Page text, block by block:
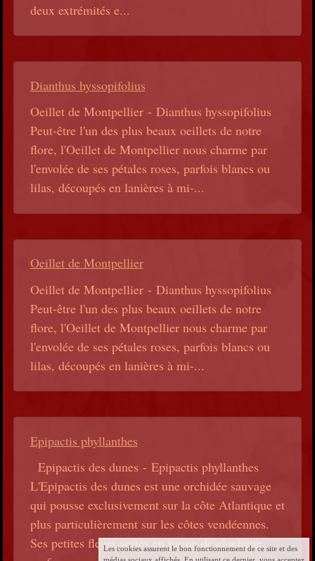
deux extrémités e...
Dianthus hyssopifolius
Oeillet de Montpellier - Dianthus hyssopifolius
Peut-être l'un des plus beaux oeillets de notre
flore, l'Oeillet de Montpellier nous charme par
l'envolée de ses pétales roses, parfois blancs ou
lilas, découpés en lanières à mi-...
Oeillet de Montpellier
Oeillet de Montpellier - Dianthus hyssopifolius
Peut-être l'un des plus beaux oeillets de notre
flore, l'Oeillet de Montpellier nous charme par
l'envolée de ses pétales roses, parfois blancs ou
lilas, découpés en lanières à mi-...
Epipactis phyllanthes
Epipactis des dunes - Epipactis phyllanthes
L'Epipactis des dunes est une orchidée sauvage
qui pousse exclusivement sur la côte Atlantique et
plus particulièrement sur les côtes vendéennes.
Ses petites fleurs vertes en forme de clochette,
Les cookies assurent le bon fonctionnement de ce site et des